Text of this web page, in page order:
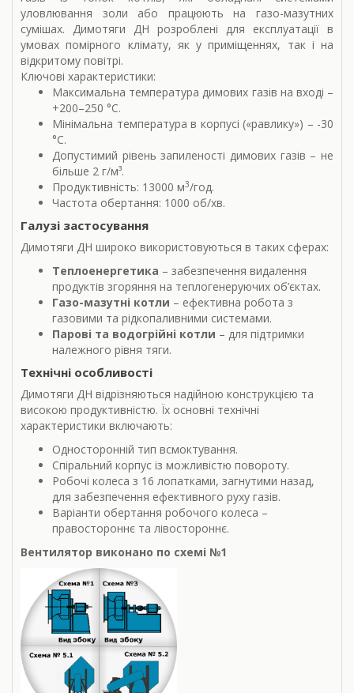
уловлювання золи або працюють на газо-мазутних
сумішах. Димотяги ДН розроблені для експлуатації в
умовах помірного клімату, як у приміщеннях, так і на
відкритому повітрі.
Ключові характеристики:
Максимальна температура димових газів на вході –
+200–250 °С.
Мінімальна температура в корпусі («равлику») – -30
°С.
Допустимий рівень запиленості димових газів – не
більше 2 г/м³.
Продуктивність: 13000 м3/год.
Частота обертання: 1000 об/хв.
Галузі застосування
Димотяги ДН широко використовуються в таких сферах:
Теплоенергетика – забезпечення видалення
продуктів згоряння на теплогенеруючих об’єктах.
Газо-мазутні котли – ефективна робота з
газовими та рідкопаливними системами.
Парові та водогрійні котли – для підтримки
належного рівня тяги.
Технічні особливості
Димотяги ДН відрізняються надійною конструкцією та
високою продуктивністю. Їх основні технічні
характеристики включають:
Односторонній тип всмоктування.
Спіральний корпус із можливістю повороту.
Робочі колеса з 16 лопатками, загнутими назад,
для забезпечення ефективного руху газів.
Варіанти обертання робочого колеса –
правостороннє та лівостороннє.
Вентилятор виконано по схемі №1